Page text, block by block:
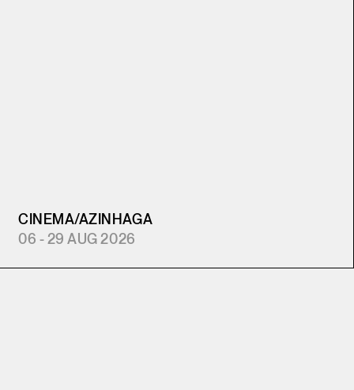
CINEMA/AZINHAGA
06 - 29 AUG 2026